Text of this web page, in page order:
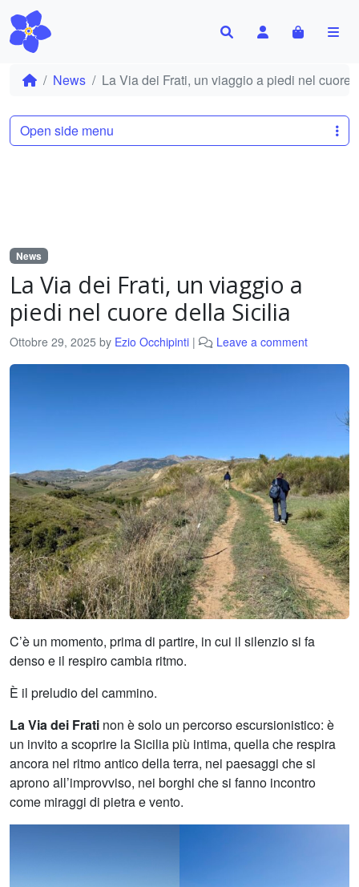
Search AccountCart
News La Via dei Frati, un viaggio a piedi nel cuore
News
La Via dei Frati, un viaggio a
piedi nel cuore della Sicilia
Ottobre 29, 2025 by Ezio Occhipinti | Leave a comment
C’è un momento, prima di partire, in cui il silenzio si fa
denso e il respiro cambia ritmo.
È il preludio del cammino.
La Via dei Frati non è solo un percorso escursionistico: è
un invito a scoprire la Sicilia più intima, quella che respira
ancora nel ritmo antico della terra, nei paesaggi che si
aprono all’improvviso, nei borghi che si fanno incontro
come miraggi di pietra e vento.
Open side menu